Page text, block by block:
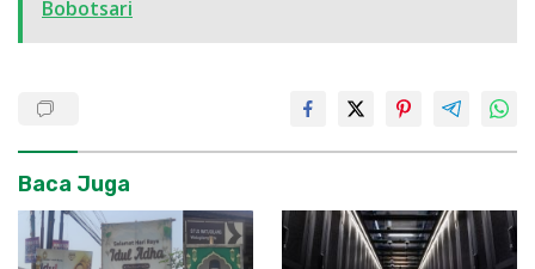
Bobotsari
Baca Juga